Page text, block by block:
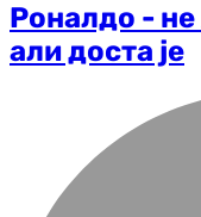
Роналдо -
али доста је